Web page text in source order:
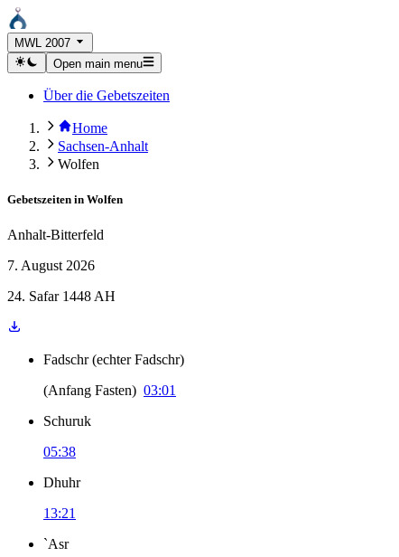
MWL 2007
Open main menu
Über die Gebetszeiten
Home
Sachsen-Anhalt
Wolfen
Gebetszeiten in Wolfen
Anhalt-Bitterfeld
7. August 2026
24. Safar 1448 AH
Fadschr (echter Fadschr)
(Anfang Fasten) 03:01
Schuruk
05:38
Dhuhr
13:21
`Asr